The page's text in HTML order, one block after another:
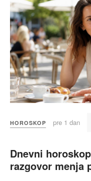
HOROSKOP pre 1 dan
Dnevni
razgovor menja